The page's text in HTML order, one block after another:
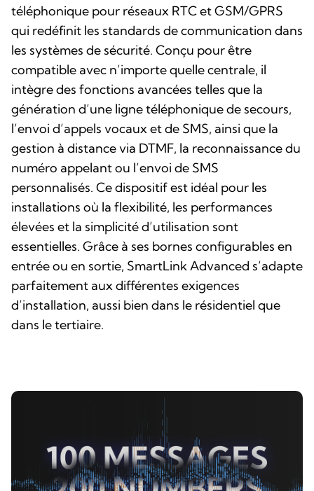
téléphonique pour réseaux RTC et GSM/GPRS
qui redéfinit les standards de communication dans
les systèmes de sécurité. Conçu pour être
compatible avec n’importe quelle centrale, il
intègre des fonctions avancées telles que la
génération d’une ligne téléphonique de secours,
l’envoi d’appels vocaux et de SMS, ainsi que la
gestion à distance via DTMF, la reconnaissance du
numéro appelant ou l’envoi de SMS
personnalisés. Ce dispositif est idéal pour les
installations où la flexibilité, les performances
élevées et la simplicité d’utilisation sont
essentielles. Grâce à ses bornes configurables en
entrée ou en sortie, SmartLink Advanced s’adapte
parfaitement aux différentes exigences
d’installation, aussi bien dans le résidentiel que
dans le tertiaire.